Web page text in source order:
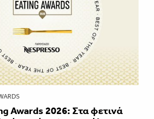
Awards 2026: Στα φετινά